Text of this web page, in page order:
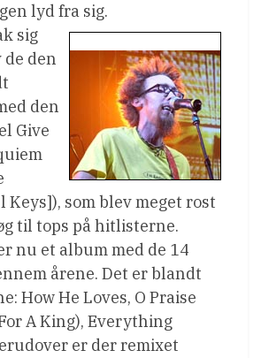
lyd fra sig.
sig
de den
den
Give
som blev meget rost
til tops på hitlisterne.
nu et album med de 14
årene. Det er blandt
How He Loves, O Praise
A King), Everything
er der remixet